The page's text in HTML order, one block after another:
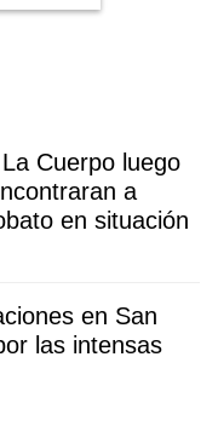
Cuerpo luego
a
en situación
en San
las intensas